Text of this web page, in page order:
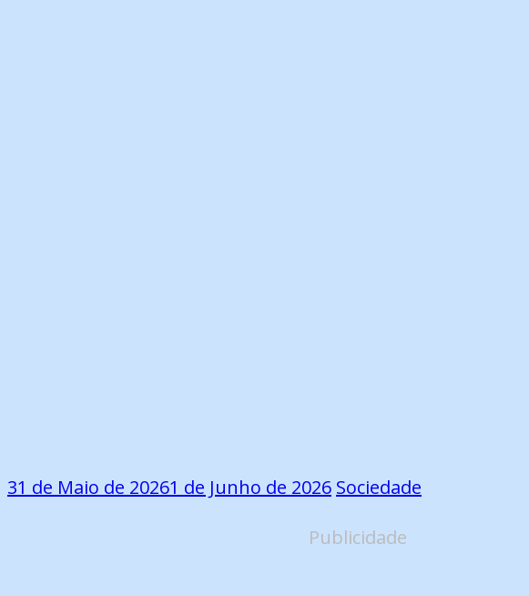
31 de Maio de 20261 de Junho de 2026 Sociedade
Publicidade